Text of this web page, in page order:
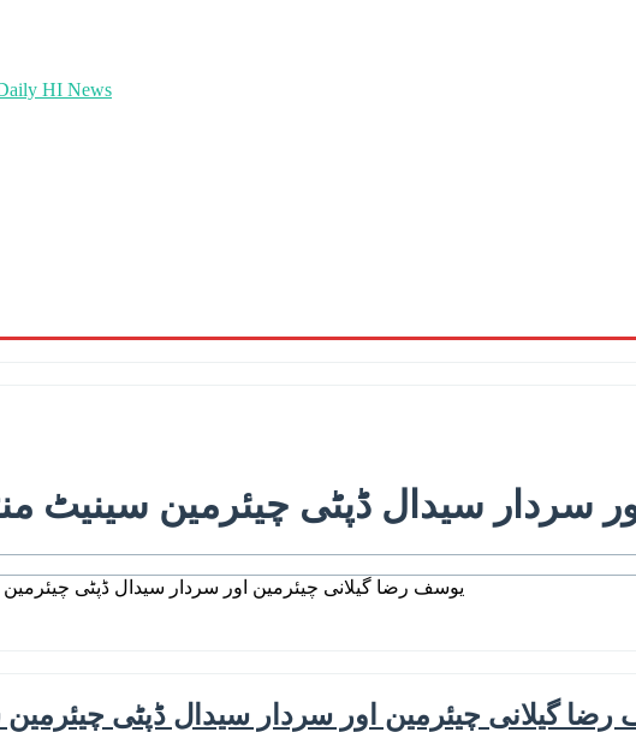
سردار سیدال ڈپٹی چیئرمین سینیٹ
یوسف رضا گیلانی چیئرمین اور سردار سیدال ڈپٹی
گیلانی چیئرمین اور سردار سیدال ڈپٹی